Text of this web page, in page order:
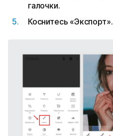
галочки.
Коснитесь «Экспорт».